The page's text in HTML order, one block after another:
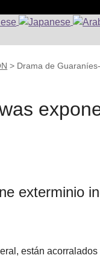
> Drama de
exterminio
están